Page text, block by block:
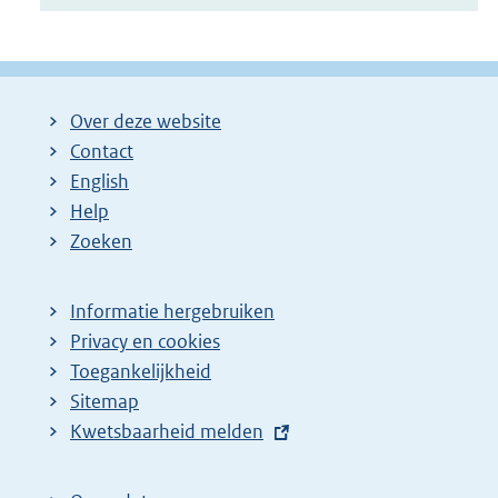
Over deze website
Contact
English
Help
Zoeken
Informatie hergebruiken
Privacy en cookies
Toegankelijkheid
Sitemap
E
t
Kwetsbaarheid melden